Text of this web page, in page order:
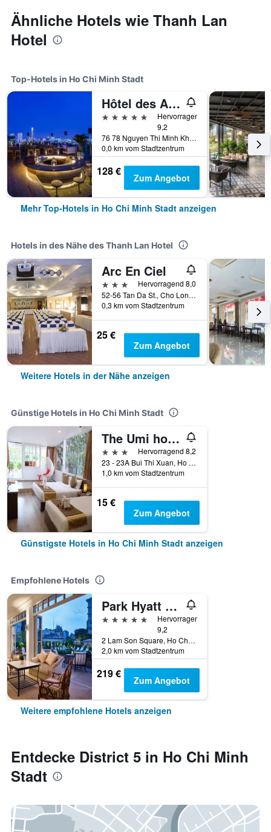
Ähnliche Hotels wie Thanh Lan
Hotel
Top-Hotels in Ho Chi Minh Stadt
Hôtel des Arts Saigon - MGallery Collection
5 Sterne
Hervorragend
9,2
76 78 Nguyen Thi Minh Khai St, Ho Chi Minh Stadt, Vietnam
0,0 km vom Stadtzentrum
128 € Zum Angebot
Mehr Top-Hotels in Ho Chi Minh Stadt anzeigen
Hotels in des Nähe des Thanh Lan Hotel
Arc En Ciel
3 Sterne
Hervorragend 8,0
52-56 Tan Da St., Cho Lon Ward, Ho Chi Minh Stadt, Vietnam
0,3 km vom Stadtzentrum
25 €
Zum Angebot
Weitere Hotels in der Nähe anzeigen
Günstige Hotels in Ho Chi Minh Stadt
The Umi hotel
3 Sterne
Hervorragend 8,2
23 - 23A Bui Thi Xuan, Ho Chi Minh Stadt, Vietnam
1,0 km vom Stadtzentrum
15 €
Zum Angebot
Günstigste Hotels in Ho Chi Minh Stadt anzeigen
Empfohlene Hotels
Park Hyatt Saigon
5 Sterne
Hervorragend
9,2
2 Lam Son Square, Ho Chi Minh Stadt, Vietnam
2,0 km vom Stadtzentrum
219 € Zum Angebot
Weitere empfohlene Hotels anzeigen
Entdecke District 5 in Ho Chi Minh
Stadt